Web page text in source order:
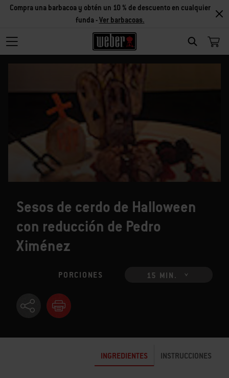
SEARCH
Compra una barbacoa y obtén un 10 % de descuento en cualquier
funda -Ver barbacoas.
Sesos de cerdo de Halloween
con reducción de Pedro
Ximénez
PORCIONES 15 MIN.
INGREDIENTES INSTRUCCIONES